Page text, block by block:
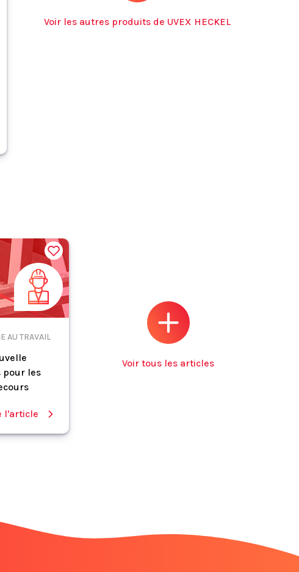
Voir les autres produits de UVEX HECKEL
AU TRAVAIL
pour les
l'article
Voir tous les articles